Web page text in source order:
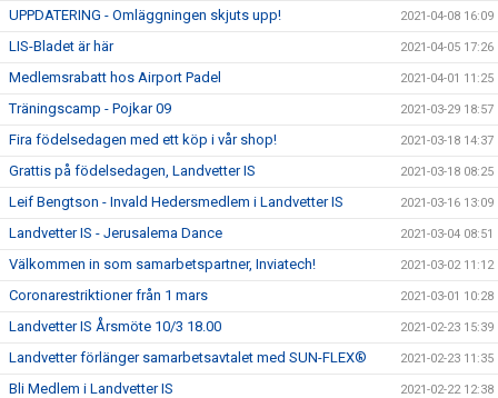
UPPDATERING - Omläggningen skjuts upp! 2021-04-08 16:09
LIS-Bladet är här 2021-04-05 17:26
Medlemsrabatt hos Airport Padel 2021-04-01 11:25
Träningscamp - Pojkar 09 2021-03-29 18:57
Fira födelsedagen med ett köp i vår shop! 2021-03-18 14:37
Grattis på födelsedagen, Landvetter IS 2021-03-18 08:25
Leif Bengtson - Invald Hedersmedlem i Landvetter IS 2021-03-16 13:09
Landvetter IS - Jerusalema Dance 2021-03-04 08:51
Välkommen in som samarbetspartner, Inviatech! 2021-03-02 11:12
Coronarestriktioner från 1 mars 2021-03-01 10:28
Landvetter IS Årsmöte 10/3 18.00 2021-02-23 15:39
Landvetter förlänger samarbetsavtalet med SUN-FLEX® 2021-02-23 11:35
Bli Medlem i Landvetter IS 2021-02-22 12:38